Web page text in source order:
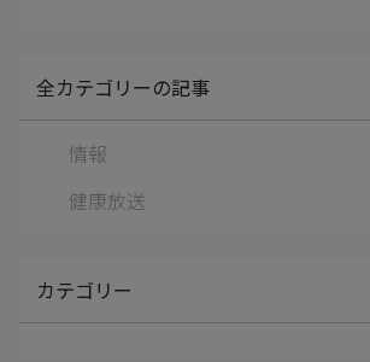
全カテゴリーの記事
情報
健康放送
カテゴリー